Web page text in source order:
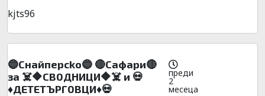
kjts96
🔵Cнaйпepcko🔵 🔴Caфapи🔴
зa ☠️🔶CB0ДHИЦИ🔶☠️ и 💀
♦️ДETETЪPГ0ВЦИ♦️💀
преди
2
месеца